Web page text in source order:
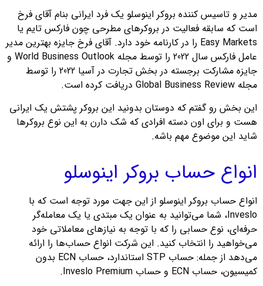
مدیر و تاسیس کننده بروکر اینوسلو یک فرد ایرانی بنام آقای فرخ
است که سابقه فعالیت در بروکرهای مطرحی چون فارکس تایم یا
Easy Markets را در کارنامه خود دارد. آقای فرخ جایزه بهترین مدیر
عامل فارکس سال 2022 را توسط مجله World Business Outlook و
جایزه مشارکت برجسته در بخش تجارت در آسیا 2022 را توسط
مجله Global Business Review دریافت کرده است.
این بخش رو گفتم که دوستان بدونید این بروکر پشتش یک ایرانی
هست و برای اون دسته افرادی که شک دارن به این نوع بروکرها
شاید این موضوع مهم باشه.
انواع حساب بروکر اینوسلو
انواع حساب بروکر اینوسلو از این جهت مورد توجه است که با
Inveslo، شما می‌توانید به عنوان یک مبتدی یا یک معامله‌گر
حرفه‌ای، نوع حسابی را که با توجه به نیازهای معاملاتی خود
می‌خواهید را انتخاب کنید. این شرکت انواع حساب‌ها را ارائه
می‌دهد از جمله: حساب STP استاندارد، حساب ECN بدون
کمیسیون، حساب ECN و حساب Inveslo Premium.